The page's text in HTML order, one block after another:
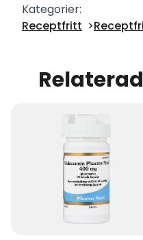
Kategorier:
Receptfritt